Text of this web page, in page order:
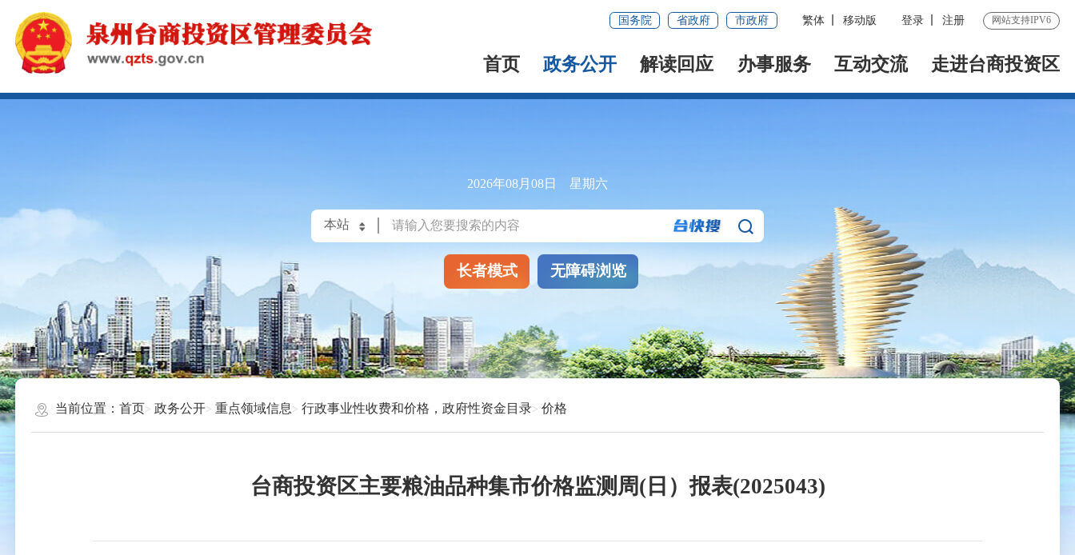
国务院 省政府 市政府 繁体 移动版 登录 注册 网站支持IPV6
首页 政务公开 解读回应 办事服务 互动交流 走进台商投资区
2026年08月08日 星期六
长者模式 无障碍浏览
当前位置：首页 政务公开 重点领域信息 行政事业性收费和价格，政府性资金目录 价格
台商投资区主要粮油品种集市价格监测周(日）报表(2025043)